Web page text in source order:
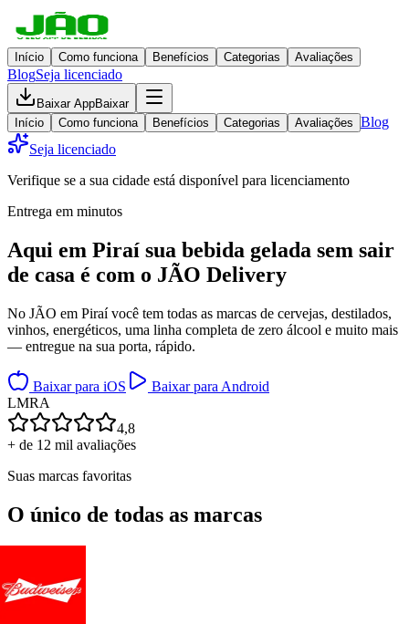
Início Como funciona Benefícios Categorias Avaliações
BlogSeja licenciado
Baixar AppBaixar
Início
Como funciona Benefícios Categorias Avaliações Blog
Seja licenciado
Verifique se a sua cidade está disponível para licenciamento
Entrega em minutos
Aqui em Piraí sua bebida gelada sem sair
de casa é com o JÃO Delivery
No JÃO em Piraí você tem todas as marcas de cervejas, destilados,
vinhos, energéticos, uma linha completa de zero álcool e muito mais
— entregue na sua porta, rápido.
Baixar para iOS
Baixar para Android
LMRA
4,8
+ de 12 mil avaliações
Suas marcas favoritas
O único de todas as marcas